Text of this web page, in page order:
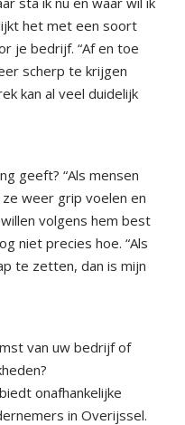
het met een soort
je bedrijf. “Af en toe
scherp te krijgen
kan al veel duidelijk
geeft? “Als mensen
weer grip voelen en
volgens hem best
niet precies hoe. “Als
te zetten, dan is mijn
van uw bedrijf of
onafhankelijke
in Overijssel.